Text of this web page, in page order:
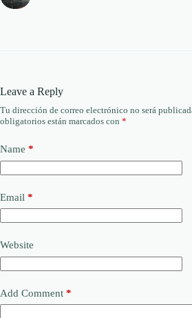
Leave a Reply
Tu dirección de correo electrónico no será
obligatorios están marcados con *
Name *
Email *
Website
Add Comment *